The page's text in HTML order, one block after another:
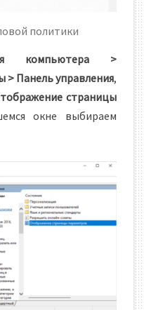
политики
компьютера >
Панель управления,
страницы
окне выбираем